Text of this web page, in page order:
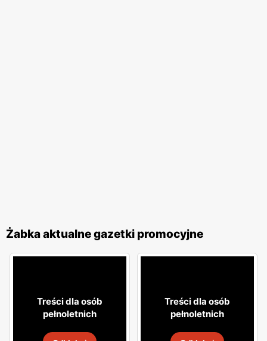
Żabka aktualne gazetki promocyjne
Treści dla osób
pełnoletnich
Treści dla osób
pełnoletnich